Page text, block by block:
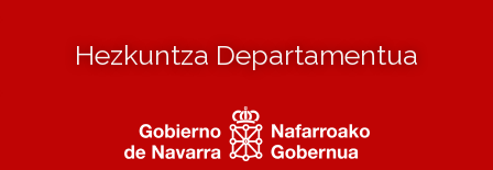
Hezkuntza Departamentua